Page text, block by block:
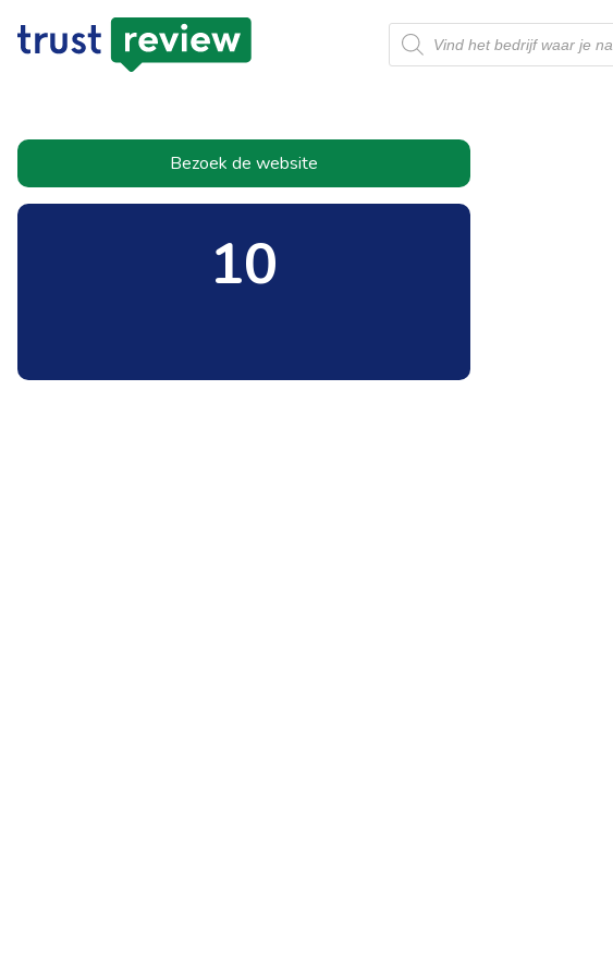
Producten
zoeken
Bezoek de website
10